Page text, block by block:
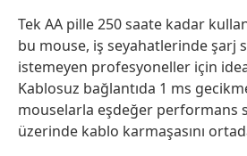
Tek AA pille 250 saate kadar
bu mouse, iş seyahatlerinde şarj
istemeyen profesyoneller için
Kablosuz bağlantıda 1 ms
mouselarla eşdeğer performans
üzerinde kablo karmaşasını